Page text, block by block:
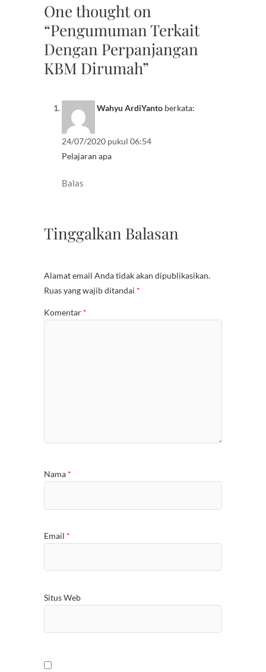
One thought on
“Pengumuman Terkait
Dengan Perpanjangan
KBM Dirumah”
Wahyu ArdiYanto berkata:
24/07/2020 pukul 06:54
Pelajaran apa
Balas
Tinggalkan Balasan
Alamat email Anda tidak akan dipublikasikan.
Ruas yang wajib ditandai *
Komentar *
Nama *
Email *
Situs Web